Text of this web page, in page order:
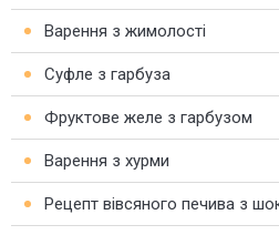
Варення з жимолості
Суфле з гарбуза
Фруктове желе з гарбузом
Варення з хурми
Рецепт вівсяного печива з